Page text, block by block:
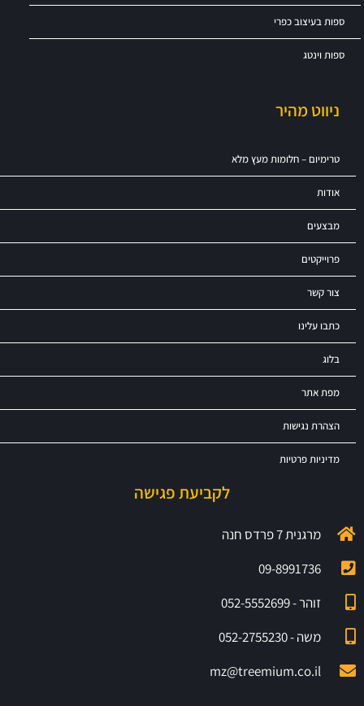
ספות בעיצוב כפרי
ספות וינטג
ניווט מהיר
טרימיום – חלומות מעץ מלא
אודות
מבצעים
פרוייקטים
צור קשר
כתבו עלינו
בלוג
מפת אתר
הצהרת נגישות
מדיניות פרטיות
לקביעת פגישה
מרגנית 7 פרדס חנה
09-8991736
זוהר - 052-5552699
משה - 052-2755230
mz@treemium.co.il